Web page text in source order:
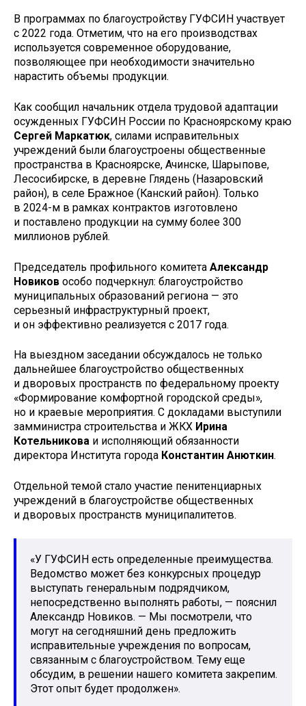
В программах по благоустройству ГУФСИН участвует
с 2022 года. Отметим, что на его производствах
используется современное оборудование,
позволяющее при необходимости значительно
нарастить объемы продукции.
Как сообщил начальник отдела трудовой адаптации
осужденных ГУФСИН России по Красноярскому краю
Сергей Маркатюк, силами исправительных
учреждений были благоустроены общественные
пространства в Красноярске, Ачинске, Шарыпове,
Лесосибирске, в деревне Глядень (Назаровский
район), в селе Бражное (Канский район). Только
в 2024­-м в рамках контрактов изготовлено
и поставлено продукции на сумму более 300
миллионов рублей.
Председатель профильного комитета Александр
Новиков особо подчеркнул: благоустройство
муниципальных образований региона — это
серьезный инфраструктурный проект,
и он эффективно реализуется с 2017 года.
На выездном заседании обсуждалось не только
дальнейшее благоустройство общественных
и дворовых пространств по федеральному проекту
«Формирование комфортной городской среды»,
но и краевые мероприятия. С докладами выступили
замминистра строительства и ЖКХ Ирина
Котельникова и исполняющий обязанности
директора Института города Константин Анюткин.
Отдельной темой стало участие пенитенциарных
учреждений в благоустройстве общественных
и дворовых пространств муниципалитетов.
«У ГУФСИН есть определенные преимущества.
Ведомство может без конкурсных процедур
выступать генеральным подрядчиком,
непосредственно выполнять работы, — пояснил
Александр Новиков. — Мы посмотрели, что
могут на сегодняшний день предложить
исправительные учреждения по вопросам,
связанным с благоустройством. Тему еще
обсудим, в решении нашего комитета закрепим.
Этот опыт будет продолжен».